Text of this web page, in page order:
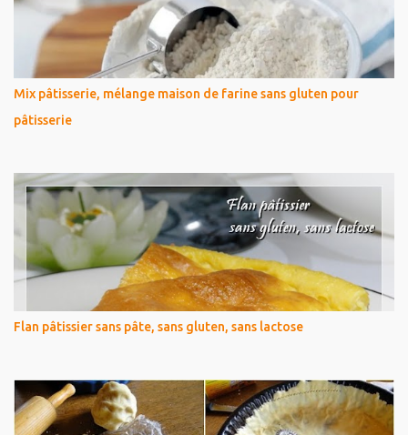
Mix pâtisserie, mélange maison de farine sans gluten pour
pâtisserie
Flan pâtissier sans pâte, sans gluten, sans lactose